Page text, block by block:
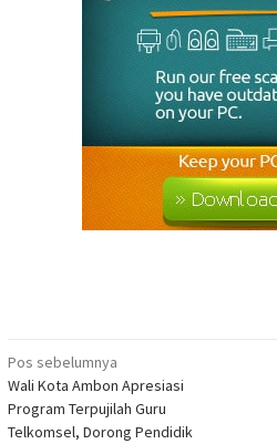
Navigasi
pos
Pos sebelumnya
Wali Kota Ambon Apresiasi
Program Terpujilah Guru
Telkomsel, Dorong Pendidik